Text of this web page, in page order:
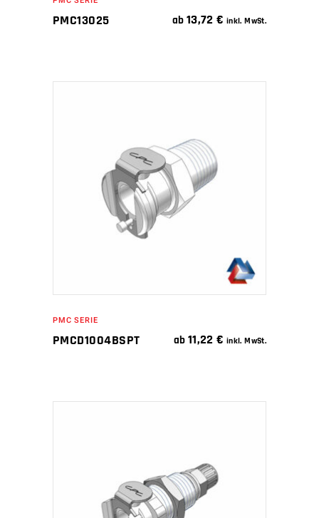
PMC13025 ab 13,72€ inkl. MwSt.
IN DEN WARENKORB
PMC SERIE
PMCD1004BSPT ab 11,22€ inkl. MwSt.
IN DEN WARENKORB